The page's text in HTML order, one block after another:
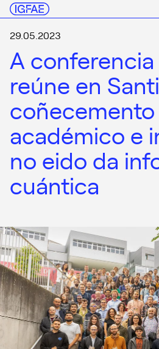
29.05.2023
A
reúne en
coñecemento
académico e
no eido da
cuántica